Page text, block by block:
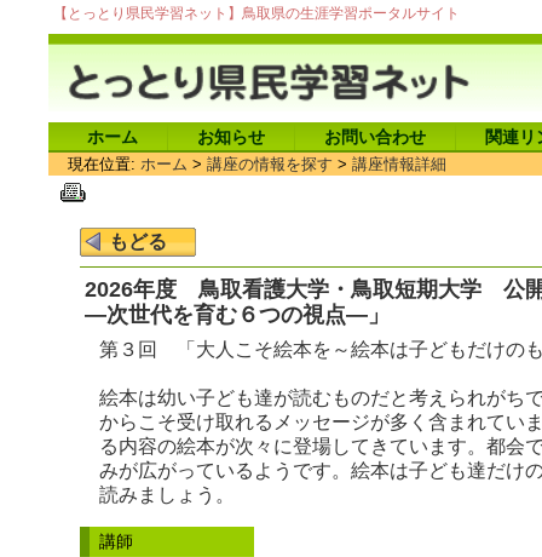
【とっとり県民学習ネット】鳥取県の生涯学習ポータルサイト
ホーム お知らせ お問い合わせ 関連リ
現在位置: ホーム > 講座の情報を探す > 講座情報詳細
2026年度 鳥取看護大学・鳥取短期大学 公
―次世代を育む６つの視点―」
第３回 「大人こそ絵本を～絵本は子どもだけの
絵本は幼い子ども達が読むものだと考えられがち
からこそ受け取れるメッセージが多く含まれてい
る内容の絵本が次々に登場してきています。都会
みが広がっているようです。絵本は子ども達だけ
読みましょう。
講師